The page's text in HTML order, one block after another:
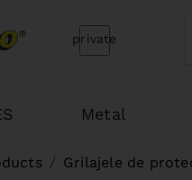
Bernardo Home
private
Metal
Grilajele de